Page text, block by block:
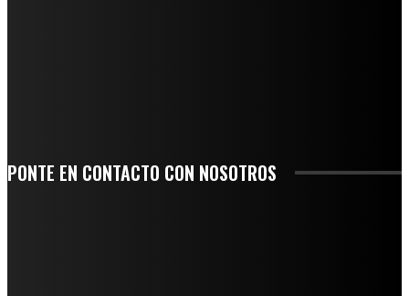
PONTE EN CONTACTO CON NOSOTROS